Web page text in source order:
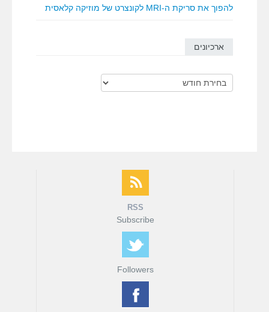
להפוך את סריקת ה-MRI לקונצרט של מוזיקה קלאסית
ארכיונים
ארכיונים
RSS
Subscribe
Followers